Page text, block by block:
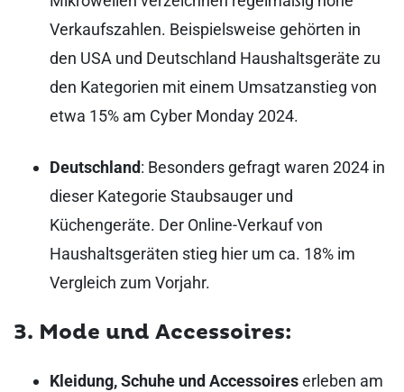
Verkaufszahlen. Beispielsweise gehörten in
den USA und Deutschland Haushaltsgeräte zu
den Kategorien mit einem Umsatzanstieg von
etwa 15% am Cyber Monday 2024.
Deutschland: Besonders gefragt waren 2024 in
dieser Kategorie Staubsauger und
Küchengeräte. Der Online-Verkauf von
Haushaltsgeräten stieg hier um ca. 18% im
Vergleich zum Vorjahr.
3. Mode und Accessoires:
Kleidung, Schuhe und Accessoireserleben am